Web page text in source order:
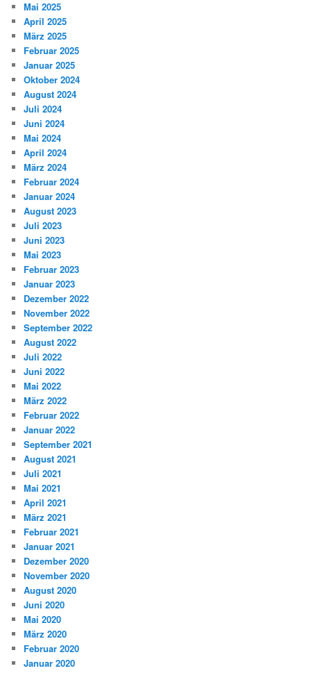
Mai 2025
April 2025
März 2025
Februar 2025
Januar 2025
Oktober 2024
August 2024
Juli 2024
Juni 2024
Mai 2024
April 2024
März 2024
Februar 2024
Januar 2024
August 2023
Juli 2023
Juni 2023
Mai 2023
Februar 2023
Januar 2023
Dezember 2022
November 2022
September 2022
August 2022
Juli 2022
Juni 2022
Mai 2022
März 2022
Februar 2022
Januar 2022
September 2021
August 2021
Juli 2021
Mai 2021
April 2021
März 2021
Februar 2021
Januar 2021
Dezember 2020
November 2020
August 2020
Juni 2020
Mai 2020
März 2020
Februar 2020
Januar 2020